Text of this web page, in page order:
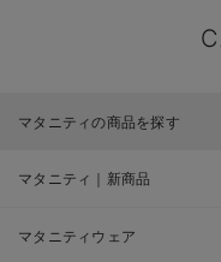
マタニティの商品を探す
マタニティ｜新商品
マタニティウェア